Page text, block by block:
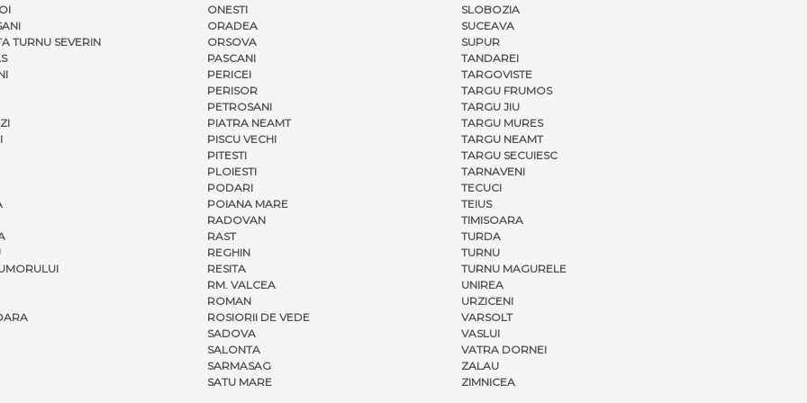
TURNU SEVERIN
ONESTI
ORADEA
ORSOVA
PASCANI
PERICEI
PERISOR
PETROSANI
PIATRA NEAMT
PISCU VECHI
PITESTI
PLOIESTI
PODARI
POIANA MARE
RADOVAN
RAST
REGHIN
RESITA
RM. VALCEA
ROMAN
ROSIORII DE VEDE
SADOVA
SALONTA
SARMASAG
SATU MARE
SLOBOZIA
SUCEAVA
SUPUR
TANDAREI
TARGOVISTE
TARGU FRUMOS
TARGU JIU
TARGU MURES
TARGU NEAMT
TARGU SECUIESC
TARNAVENI
TECUCI
TEIUS
TIMISOARA
TURDA
TURNU
TURNU MAGURELE
UNIREA
URZICENI
VARSOLT
VASLUI
VATRA DORNEI
ZALAU
ZIMNICEA